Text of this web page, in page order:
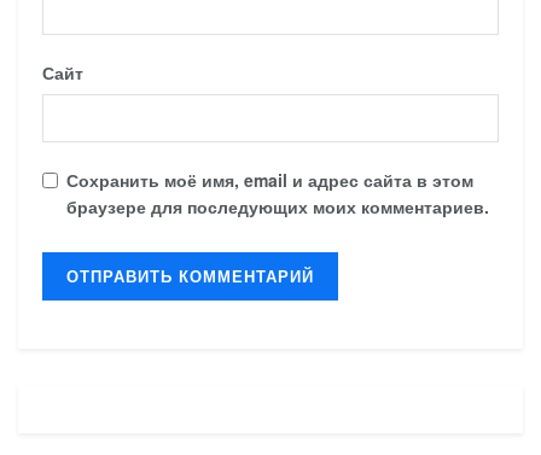
Сайт
Сохранить моё имя, email и адрес сайта в этом
браузере для последующих моих комментариев.